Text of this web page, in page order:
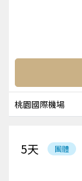
桃園國際機場
團體
5天